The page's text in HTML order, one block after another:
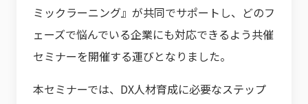
ミックラーニング』が共同でサポートし、どのフ
ェーズで悩んでいる企業にも対応できるよう共催
セミナーを開催する運びとなりました。
本セミナーでは、DX人材育成に必要なステップ